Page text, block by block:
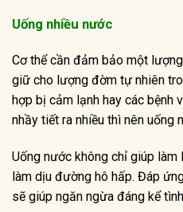
Uống nhiều nước
Cơ thể cần đảm bảo một
giữ cho lượng đờm tự nhiên
hợp bị cảm lạnh hay các bệnh
nhầy tiết ra nhiều thì nên uống
Uống nước không chỉ giúp
làm dịu đường hô hấp. Đáp
sẽ giúp ngăn ngừa đáng kể